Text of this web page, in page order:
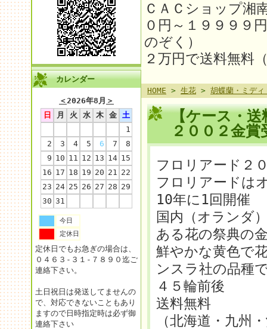
カレンダー
＜2026年8月 ＞
日
月 火 水 木 金
土
1
2
3 4 5 6 7
8
9 10 11 12 13 14 15
16 17 18 19 20 21 22
23 24 25 26 27 28 29
30 31
今日
定休日
定休日でもお急ぎの場合は、
０４６３-３１-７８９０迄ご
連絡下さい。
土日祝日は発送してませんの
で、対応できないこともあり
ますので日時指定時は必ず御
連絡下さい
ＣＡＣショップ湘
０円～１９９９９
のぞく）
２万円で送料無料
HOME > 生花 > 胡蝶蘭・ミディ
【ケース・
２００２金
フロリアード２
フロリアードは
10年に1回開催
国内（オランダ
ある花の祭典の
鮮やかな黄色で
ンスラ社の品種
４５輪前後
送料無料
（北海道・九州